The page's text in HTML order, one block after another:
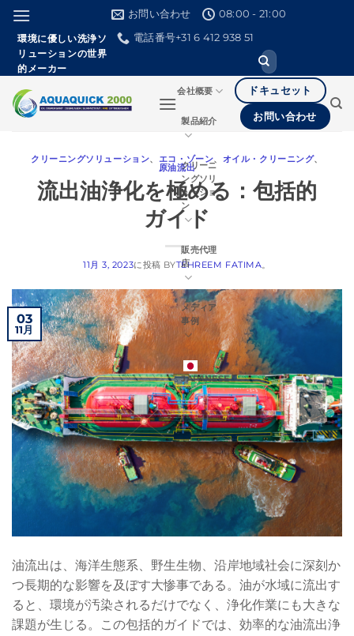
環境に優しい洗浄ソ
リューションの世界
的メーカー
お問い合わせ
08:00 - 21:00
電話番号+31 6 412 938 51
検
索
て
く
だ
会社概要
製品紹介
クリーニ
ングソリ
ューショ
ン
販売代理
店
メディア
事例
JAPANESE
ドキュセット
お問い合わせ
クリーニングソリューション、 エコ・ゾーン、 オイル・クリーニング、
原油流出
流出油浄化を極める：包括的
ガイド
11月 3, 2023に投稿 BYTEHREEM FATIMA
03
11月
油流出は、海洋生態系、野生生物、沿岸地域社会に深刻か
つ長期的な影響を及ぼす大惨事である。油が水域に流出す
ると、環境が汚染されるだけでなく、浄化作業にも大きな
課題が生じる。この包括的ガイドでは、効率的な油流出浄